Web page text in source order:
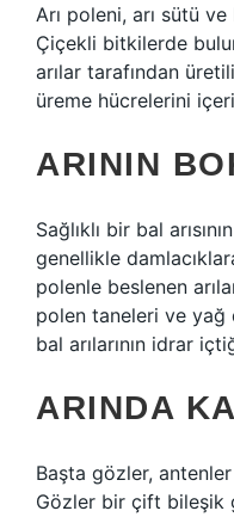
Arı poleni, arı sütü
Çiçekli bitkilerde
arılar tarafından
üreme hücrelerini
ARININ
Sağlıklı bir bal
genellikle
polenle beslenen
polen taneleri ve yağ
bal arılarının idrar
ARINDA
Başta gözler,
Gözler bir çift bileşik